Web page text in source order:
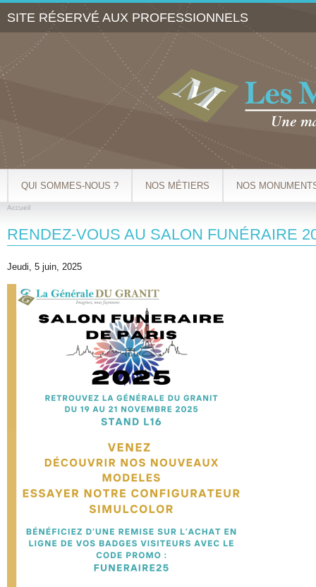
SITE RÉSERVÉ AUX PROFESSIONNELS
QUI SOMMES-NOUS ? NOS MÉTIERS NOS
Accueil
RENDEZ-VOUS AU SALON FUNÉRAIRE
Jeudi, 5 juin, 2025